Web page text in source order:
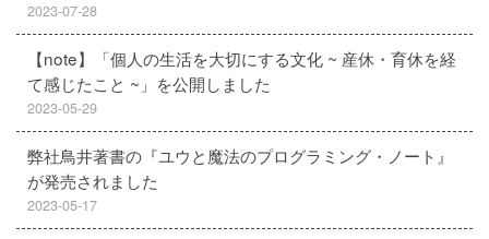
2023-07-28
【note】「個人の生活を大切にする文化 ~ 産休・育休を経
て感じたこと ~」を公開しました
2023-05-29
弊社鳥井著書の『ユウと魔法のプログラミング・ノート』
が発売されました
2023-05-17